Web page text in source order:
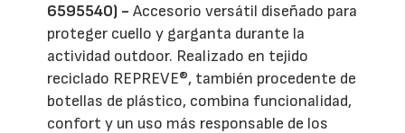
6595540) - Accesorio versátil diseñado para
proteger cuello y garganta durante la
actividad outdoor. Realizado en tejido
reciclado REPREVE®, también procedente de
botellas de plástico, combina funcionalidad,
confort y un uso más responsable de los